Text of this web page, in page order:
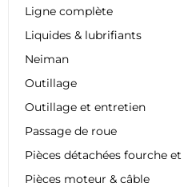
Ligne complète
Liquides & lubrifiants
Neiman
Outillage
Outillage et entretien
Passage de roue
Pièces détachées fourche
Pièces moteur & câble